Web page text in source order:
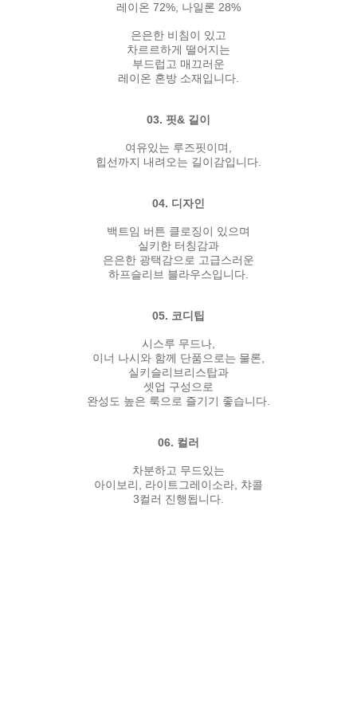
레이온 72%, 나일론 28%
은은한 비침이 있고
차르르하게 떨어지는
부드럽고 매끄러운
레이온 혼방 소재입니다.
03. 핏& 길이
여유있는 루즈핏이며,
힙선까지 내려오는 길이감입니다.
04. 디자인
백트임 버튼 클로징이 있으며
실키한 터칭감과
은은한 광택감으로 고급스러운
하프슬리브 블라우스입니다.
05. 코디팁
시스루 무드나,
이너 나시와 함께 단품으로는 물론,
실키슬리브리스탑과
셋업 구성으로
완성도 높은 룩으로 즐기기 좋습니다.
06. 컬러
차분하고 무드있는
아이보리, 라이트그레이소라, 챠콜
3컬러 진행됩니다.